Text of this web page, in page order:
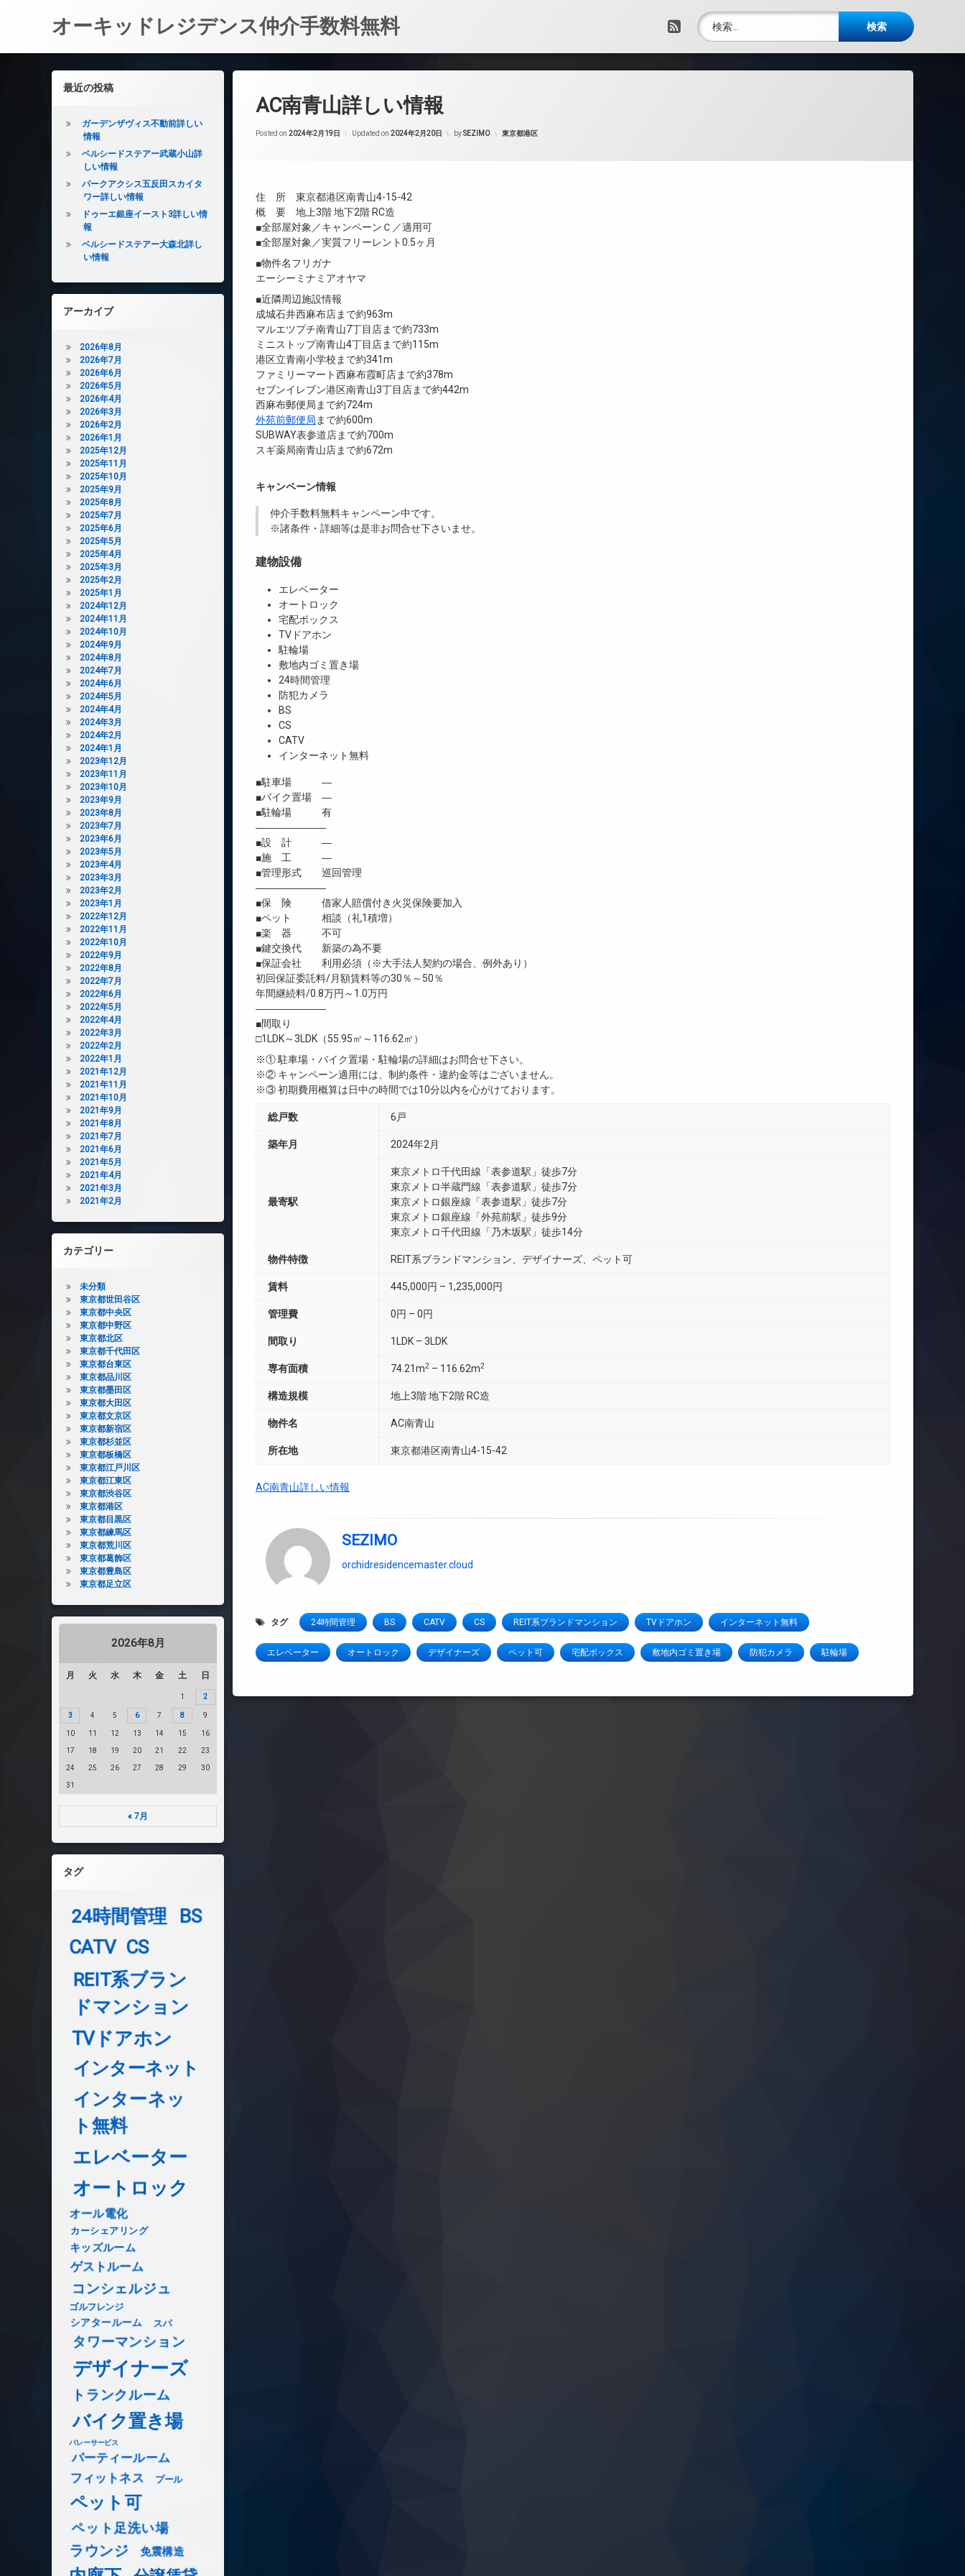
オーキッドレジデンス仲介手数料無料 RSS
検索:
AC南青山詳しい情報
Posted on 2024年2月19日 Updated on 2024年2月20日 bySEZIMO カテゴリー:
東京都港区
住 所 東京都港区南青山4-15-42
概 要 地上3階 地下2階 RC造
■全部屋対象／キャンペーンＣ／適用可
■全部屋対象／実質フリーレント0.5ヶ月
■物件名フリガナ
エーシーミナミアオヤマ
■近隣周辺施設情報
成城石井西麻布店まで約963m
マルエツプチ南青山7丁目店まで約733m
ミニストップ南青山4丁目店まで約115m
港区立青南小学校まで約341m
ファミリーマート西麻布霞町店まで約378m
セブンイレブン港区南青山3丁目店まで約442m
西麻布郵便局まで約724m
外苑前郵便局 まで約600m
SUBWAY表参道店まで約700m
スギ薬局南青山店まで約672m
キャンペーン情報
仲介手数料無料キャンペーン中です。
※諸条件・詳細等は是非お問合せ下さいませ。
建物設備
エレベーター
オートロック
宅配ボックス
TVドアホン
駐輪場
敷地内ゴミ置き場
24時間管理
防犯カメラ
BS
CS
CATV
インターネット無料
■駐車場 ―
■バイク置場 ―
■駐輪場 有
―――――――
■設 計 ―
■施 工 ―
■管理形式 巡回管理
―――――――
■保 険 借家人賠償付き火災保険要加入
■ペット 相談（礼1積増）
■楽 器 不可
■鍵交換代 新築の為不要
■保証会社 利用必須（※大手法人契約の場合、例外あり）
初回保証委託料/月額賃料等の30％～50％
年間継続料/0.8万円～1.0万円
―――――――
■間取り
□1LDK～3LDK（55.95㎡～116.62㎡）
※① 駐車場・バイク置場・駐輪場の詳細はお問合せ下さい。
※② キャンペーン適用には、制約条件・違約金等はございません。
※③ 初期費用概算は日中の時間では10分以内を心がけております。
総戸数 6戸
築年月 2024年2月
最寄駅
東京メトロ千代田線「表参道駅」徒歩7分
東京メトロ半蔵門線「表参道駅」徒歩7分
東京メトロ銀座線「表参道駅」徒歩7分
東京メトロ銀座線「外苑前駅」徒歩9分
東京メトロ千代田線「乃木坂駅」徒歩14分
物件特徴 REIT系ブランドマンション、デザイナーズ、ペット可
賃料 445,000円 – 1,235,000円
管理費 0円 – 0円
間取り 1LDK – 3LDK
専有面積 74.21m2 – 116.62m2
構造規模 地上3階 地下2階 RC造
物件名 AC南青山
所在地 東京都港区南青山4-15-42
AC南青山詳しい情報
SEZIMO
orchidresidencemaster.cloud
タグ 24時間管理 BS CATV CS REIT系ブランドマンション TVドアホン インターネット無料
エレベーター オートロック デザイナーズ ペット可 宅配ボックス 敷地内ゴミ置き場 防犯カメラ 駐輪場
左サイドバー
最近の投稿
ガーデンザヴィス不動前詳しい
情報
ベルシードステアー武蔵小山詳
しい情報
パークアクシス五反田スカイタ
ワー詳しい情報
ドゥーエ銀座イースト3詳しい情
報
ベルシードステアー大森北詳し
い情報
アーカイブ
2026年8月
2026年7月
2026年6月
2026年5月
2026年4月
2026年3月
2026年2月
2026年1月
2025年12月
2025年11月
2025年10月
2025年9月
2025年8月
2025年7月
2025年6月
2025年5月
2025年4月
2025年3月
2025年2月
2025年1月
2024年12月
2024年11月
2024年10月
2024年9月
2024年8月
2024年7月
2024年6月
2024年5月
2024年4月
2024年3月
2024年2月
2024年1月
2023年12月
2023年11月
2023年10月
2023年9月
2023年8月
2023年7月
2023年6月
2023年5月
2023年4月
2023年3月
2023年2月
2023年1月
2022年12月
2022年11月
2022年10月
2022年9月
2022年8月
2022年7月
2022年6月
2022年5月
2022年4月
2022年3月
2022年2月
2022年1月
2021年12月
2021年11月
2021年10月
2021年9月
2021年8月
2021年7月
2021年6月
2021年5月
2021年4月
2021年3月
2021年2月
カテゴリー
未分類
東京都世田谷区
東京都中央区
東京都中野区
東京都北区
東京都千代田区
東京都台東区
東京都品川区
東京都墨田区
東京都大田区
東京都文京区
東京都新宿区
東京都杉並区
東京都板橋区
東京都江戸川区
東京都江東区
東京都渋谷区
東京都港区
東京都目黒区
東京都練馬区
東京都荒川区
東京都葛飾区
東京都豊島区
東京都足立区
2026年8月
月 火 水 木 金 土 日
1 2
3 4 5 6 7 8 9
10 11 12 13 14 15 16
17 18 19 20 21 22 23
24 25 26 27 28 29 30
31
« 7月
タグ
24時間管理
BS
CATV CS
REIT系ブラン
ドマンション
TVドアホン
インターネット
インターネッ
ト無料
エレベーター
オートロック
オール電化
カーシェアリング
キッズルーム
ゲストルーム
コンシェルジュ
ゴルフレンジ
シアタールーム スパ
タワーマンション
デザイナーズ
トランクルーム
バイク置き場
バレーサービス
パーティールーム
フィットネス プール
ペット可
ペット足洗い場
ラウンジ 免震構造